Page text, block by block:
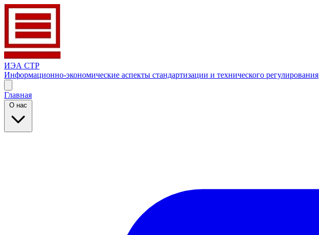
ИЭА СТР
Информационно-экономические аспекты стандартизации и технического регулирования
Главная
О нас